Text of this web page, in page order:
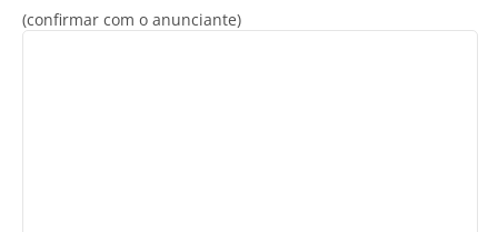
(confirmar com o anunciante)